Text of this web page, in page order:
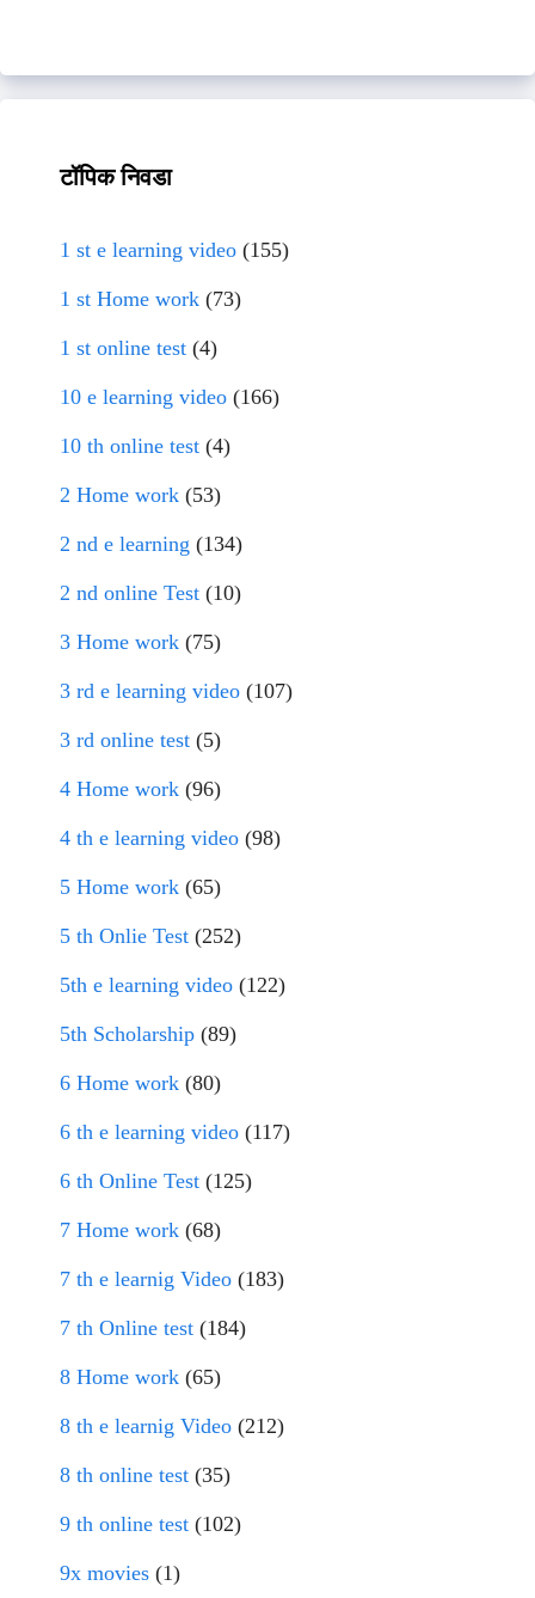
टॉपिक निवडा
1 st e learning video (155)
1 st Home work (73)
1 st online test (4)
10 e learning video (166)
10 th online test (4)
2 Home work (53)
2 nd e learning (134)
2 nd online Test (10)
3 Home work (75)
3 rd e learning video (107)
3 rd online test (5)
4 Home work (96)
4 th e learning video (98)
5 Home work (65)
5 th Onlie Test (252)
5th e learning video (122)
5th Scholarship (89)
6 Home work (80)
6 th e learning video (117)
6 th Online Test (125)
7 Home work (68)
7 th e learnig Video (183)
7 th Online test (184)
8 Home work (65)
8 th e learnig Video (212)
8 th online test (35)
9 th online test (102)
9x movies (1)